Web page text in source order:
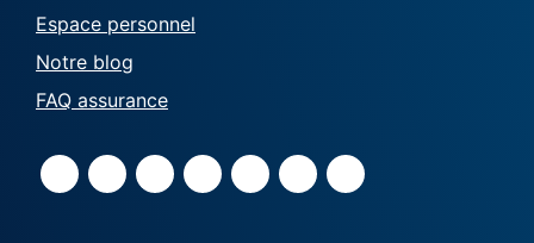
Espace personnel
Notre blog
FAQ assurance